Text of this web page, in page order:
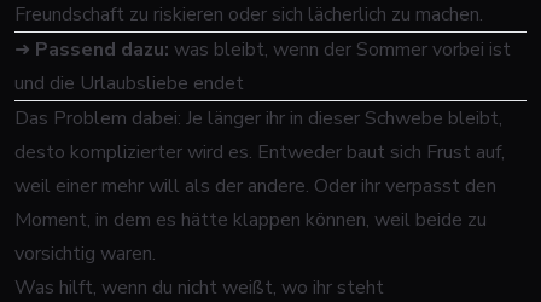
Freundschaft zu riskieren oder sich lächerlich zu machen.
➜ Passend dazu: was bleibt, wenn der Sommer vorbei ist
und die Urlaubsliebe endet
Das Problem dabei: Je länger ihr in dieser Schwebe bleibt,
desto komplizierter wird es. Entweder baut sich Frust auf,
weil einer mehr will als der andere. Oder ihr verpasst den
Moment, in dem es hätte klappen können, weil beide zu
vorsichtig waren.
Was hilft, wenn du nicht weißt, wo ihr steht